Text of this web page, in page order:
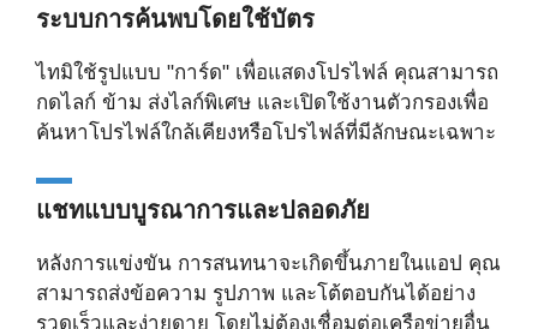
ระบบการค้นพบโดยใช้บัตร
ไทมิใช้รูปแบบ "การ์ด" เพื่อแสดงโปรไฟล์ คุณสามารถ
กดไลก์ ข้าม ส่งไลก์พิเศษ และเปิดใช้งานตัวกรองเพื่อ
ค้นหาโปรไฟล์ใกล้เคียงหรือโปรไฟล์ที่มีลักษณะเฉพาะ
แชทแบบบูรณาการและปลอดภัย
หลังการแข่งขัน การสนทนาจะเกิดขึ้นภายในแอป คุณ
สามารถส่งข้อความ รูปภาพ และโต้ตอบกันได้อย่าง
รวดเร็วและง่ายดาย โดยไม่ต้องเชื่อมต่อเครือข่ายอื่น